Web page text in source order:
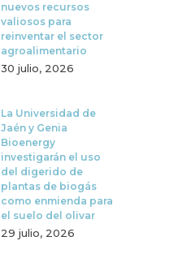
nuevos recursos
valiosos para
reinventar el sector
agroalimentario
30 julio, 2026
La Universidad de
Jaén y Genia
Bioenergy
investigarán el uso
del digerido de
plantas de biogás
como enmienda para
el suelo del olivar
29 julio, 2026